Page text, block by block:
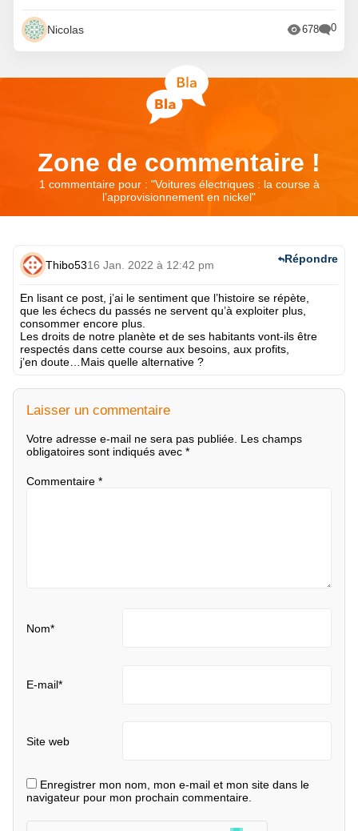
Nicolas 678 0
Zone de commentaire !
1 commentaire pour : "Voitures électriques : la course à
l’approvisionnement en nickel"
Thibo5316 Jan. 2022 à 12:42 pm
En lisant ce post, j’ai le sentiment que l’histoire se répète,
que les échecs du passés ne servent qu’à exploiter plus,
consommer encore plus.
Les droits de notre planète et de ses habitants vont-ils être
respectés dans cette course aux besoins, aux profits,
j’en doute…Mais quelle alternative ?
Répondre
Laisser un commentaire
Votre adresse e-mail ne sera pas publiée. Les champs
obligatoires sont indiqués avec *
Commentaire *
Nom*
E-mail*
Site web
Enregistrer mon nom, mon e-mail et mon site dans le
navigateur pour mon prochain commentaire.